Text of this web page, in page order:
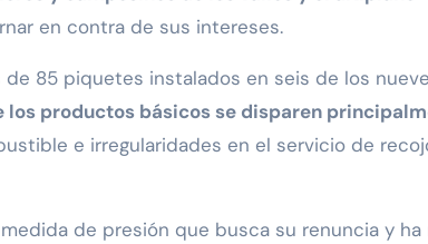
en contra de sus intereses.
85 piquetes instalados en seis de los
productos básicos se disparen
e irregularidades en el servicio de
de presión que busca su renuncia y ha